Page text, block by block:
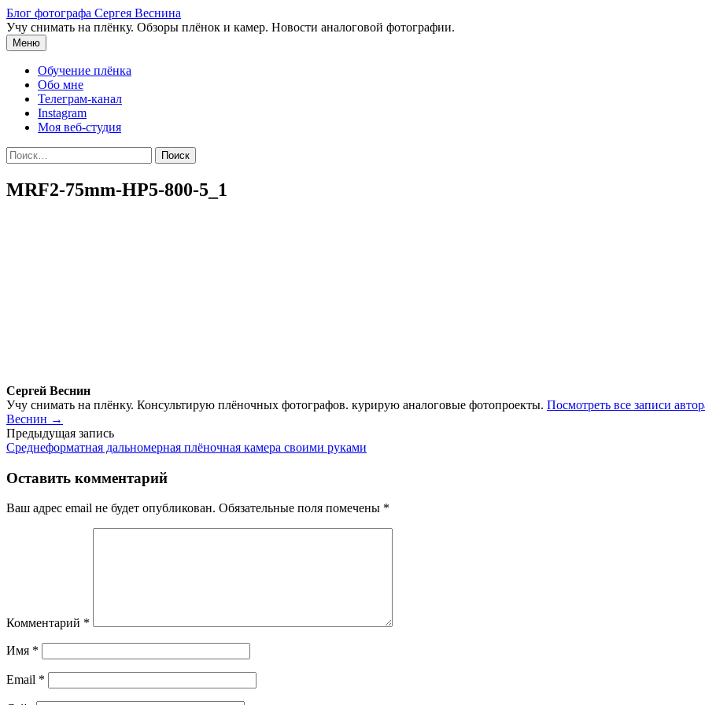
Перейти
к
содержимому
Блог фотографа Сергея Веснина
Учу снимать на плёнку. Обзоры плёнок и камер. Новости аналоговой фотографии.
Меню
Обучение плёнка
Обо мне
Телеграм-канал
Instagram
Моя веб-студия
Найти:
MRF2-75mm-HP5-800-5_1
Сергей Веснин
Учу снимать на плёнку. Консультирую плёночных фотографов. курирую аналоговые фотопроекты. Посмотреть все записи
Веснин →
Навигация
по
записям
Предыдущая запись
Среднеформатная дальномерная плёночная камера своими руками
Оставить комментарий
Ваш адрес email не будет опубликован. Обязательные поля помечены *
Комментарий *
Имя *
Email *